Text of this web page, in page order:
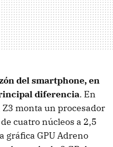
del smartphone, en
diferencia. En
Z3 monta un procesador
cuatro núcleos a 2,5
gráfica GPU Adreno